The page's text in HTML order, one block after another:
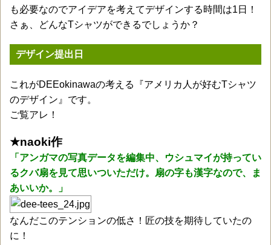
も必要なのでアイデアを考えてデザインする時間は1日！
さぁ、どんなTシャツができるでしょうか？
デザイン提出日
これがDEEokinawaの考える『アメリカ人が好むTシャツ
のデザイン』です。
ご覧アレ！
★naoki作
「アンガマの写真データを編集中、ウシュマイが持ってい
るクバ扇を見て思いついただけ。扇の字も漢字なので、ま
あいいか。」
なんだこのテンションの低さ！匠の技を期待していたの
に！